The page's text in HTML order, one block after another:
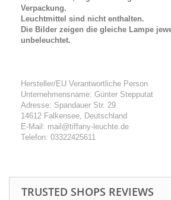
Verpackung.
Leuchtmittel sind nicht enthalten.
Die Bilder zeigen die gleiche Lampe
unbeleuchtet.
Hersteller/EU Verantwortliche Person
Unternehmensname: Günter Stepputat
Adresse: Spandauer Str. 29
14612 Falkensee, Deutschland
E-Mail: mail@tiffany-leuchte.de
Telefon: 03322425611
TRUSTED SHOPS REVIEWS